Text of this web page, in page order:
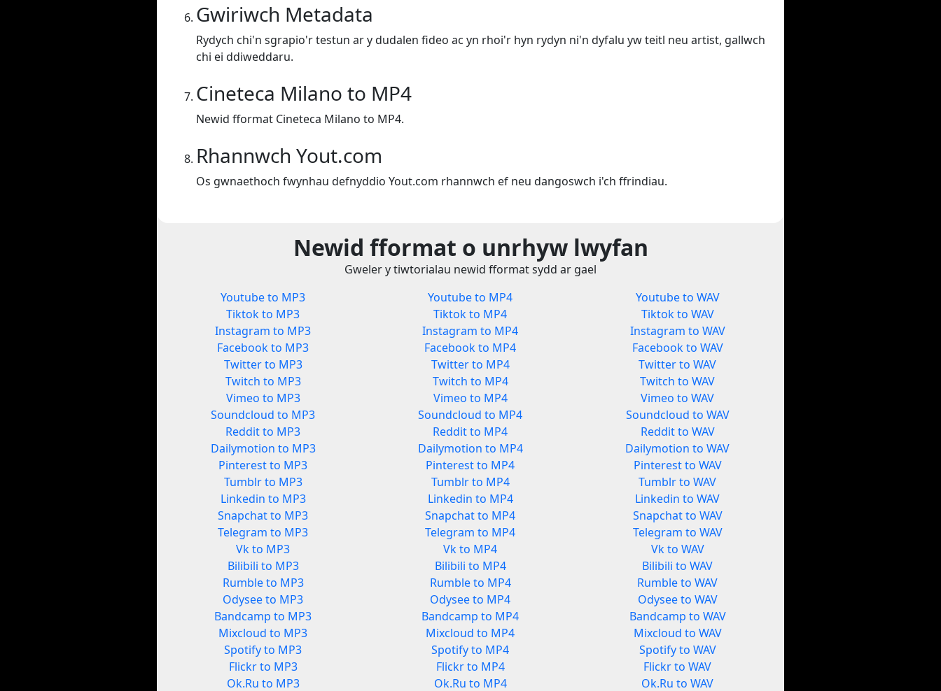
Gwiriwch Metadata
Rydych chi'n sgrapio'r testun ar y dudalen fideo ac yn rhoi'r hyn rydyn ni'n dyfalu yw teitl neu artist, gallwch
chi ei ddiweddaru.
Cineteca Milano to MP4
Newid fformat Cineteca Milano to MP4.
Rhannwch Yout.com
Os gwnaethoch fwynhau defnyddio Yout.com rhannwch ef neu dangoswch i'ch ffrindiau.
Newid fformat o unrhyw lwyfan
Gweler y tiwtorialau newid fformat sydd ar gael
Youtube to MP3
Tiktok to MP3
Instagram to MP3
Facebook to MP3
Twitter to MP3
Twitch to MP3
Vimeo to MP3
Soundcloud to MP3
Reddit to MP3
Dailymotion to MP3
Pinterest to MP3
Tumblr to MP3
Linkedin to MP3
Snapchat to MP3
Telegram to MP3
Vk to MP3
Bilibili to MP3
Rumble to MP3
Odysee to MP3
Bandcamp to MP3
Mixcloud to MP3
Spotify to MP3
Flickr to MP3
Ok.Ru to MP3
Youtube to MP4
Tiktok to MP4
Instagram to MP4
Facebook to MP4
Twitter to MP4
Twitch to MP4
Vimeo to MP4
Soundcloud to MP4
Reddit to MP4
Dailymotion to MP4
Pinterest to MP4
Tumblr to MP4
Linkedin to MP4
Snapchat to MP4
Telegram to MP4
Vk to MP4
Bilibili to MP4
Rumble to MP4
Odysee to MP4
Bandcamp to MP4
Mixcloud to MP4
Spotify to MP4
Flickr to MP4
Ok.Ru to MP4
Youtube to WAV
Tiktok to WAV
Instagram to WAV
Facebook to WAV
Twitter to WAV
Twitch to WAV
Vimeo to WAV
Soundcloud to WAV
Reddit to WAV
Dailymotion to WAV
Pinterest to WAV
Tumblr to WAV
Linkedin to WAV
Snapchat to WAV
Telegram to WAV
Vk to WAV
Bilibili to WAV
Rumble to WAV
Odysee to WAV
Bandcamp to WAV
Mixcloud to WAV
Spotify to WAV
Flickr to WAV
Ok.Ru to WAV